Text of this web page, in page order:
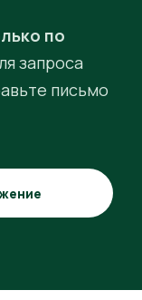
по
запроса
письмо